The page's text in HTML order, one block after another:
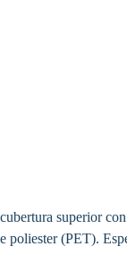
superior
poliester (PET).